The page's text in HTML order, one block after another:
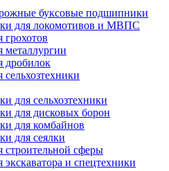
буксовые подшипники
для локомотивов и МВПС
дробилок
для сельхозтехники
для дисковых борон
для комбайнов
для сеялки
сферы
и спецтехники